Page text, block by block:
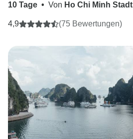
10 Tage • Von Ho Chi Minh Stadt
4,9 (75 Bewertungen)